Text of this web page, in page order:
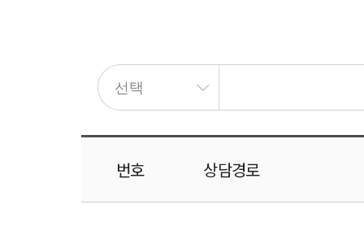
번호 상담경로